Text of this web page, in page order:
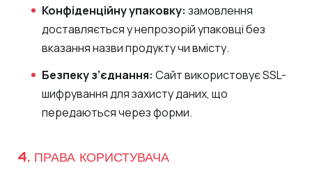
Конфіденційну упаковку: замовлення
доставляється у непрозорій упаковці без
вказання назви продукту чи вмісту.
Безпеку з’єднання: Сайт використовує SSL-
шифрування для захисту даних, що
передаються через форми.
4. ПРАВА КОРИСТУВАЧА